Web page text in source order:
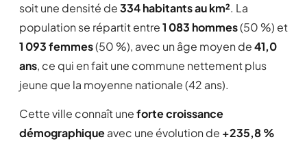
soit une densité de334 habitants au km². La
population se répartit entre1 083 hommes(50 %) et
1 093 femmes(50 %), avec un âge moyen de41,0
ans, ce qui en fait une commune nettement plus
jeune que la moyenne nationale (42 ans).
Cette ville connaît uneforte croissance
démographiqueavec une évolution de +235,8 %